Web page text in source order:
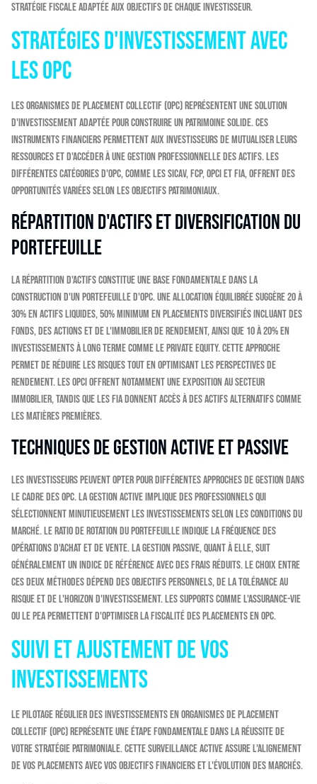
stratégie fiscale adaptée aux objectifs de chaque investisseur.
Stratégies d'investissement avec
les OPC
Les Organismes de Placement Collectif (OPC) représentent une solution
d'investissement adaptée pour construire un patrimoine solide. Ces
instruments financiers permettent aux investisseurs de mutualiser leurs
ressources et d'accéder à une gestion professionnelle des actifs. Les
différentes catégories d'OPC, comme les SICAV, FCP, OPCI et FIA, offrent des
opportunités variées selon les objectifs patrimoniaux.
Répartition d'actifs et diversification du
portefeuille
La répartition d'actifs constitue une base fondamentale dans la
construction d'un portefeuille d'OPC. Une allocation équilibrée suggère 20 à
30% en actifs liquides, 50% minimum en placements diversifiés incluant des
fonds, des actions et de l'immobilier de rendement, ainsi que 10 à 20% en
investissements à long terme comme le Private Equity. Cette approche
permet de réduire les risques tout en optimisant les perspectives de
rendement. Les OPCI offrent notamment une exposition au secteur
immobilier, tandis que les FIA donnent accès à des actifs alternatifs comme
les matières premières.
Techniques de gestion active et passive
Les investisseurs peuvent opter pour différentes approches de gestion dans
le cadre des OPC. La gestion active implique des professionnels qui
sélectionnent minutieusement les investissements selon les conditions du
marché. Le ratio de rotation du portefeuille indique la fréquence des
opérations d'achat et de vente. La gestion passive, quant à elle, suit
généralement un indice de référence avec des frais réduits. Le choix entre
ces deux méthodes dépend des objectifs personnels, de la tolérance au
risque et de l'horizon d'investissement. Les supports comme l'assurance-vie
ou le PEA permettent d'optimiser la fiscalité des placements en OPC.
Suivi et ajustement de vos
investissements
Le pilotage régulier des investissements en Organismes de Placement
Collectif (OPC) représente une étape fondamentale dans la réussite de
votre stratégie patrimoniale. Cette surveillance active assure l'alignement
de vos placements avec vos objectifs financiers et l'évolution des marchés.